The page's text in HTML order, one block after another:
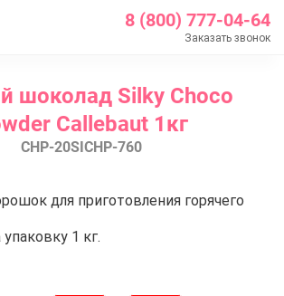
8 (800) 777-04-64
Заказать звонок
Callebaut
шоколад Silky Choco
Callebaut 1кг
CHP-20SICHP-760
Silky Choco
для приготовления горячего
1 кг.